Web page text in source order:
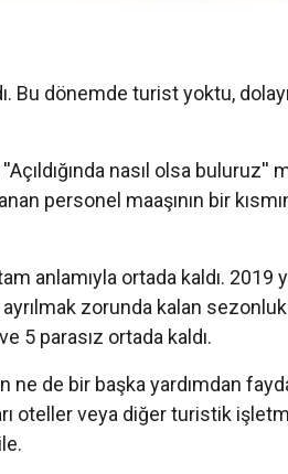
Bu dönemde turist yoktu,
nasıl olsa buluruz''
personel maaşının bir
anlamıyla ortada kaldı. 2019
zorunda kalan
5 parasız ortada kaldı.
ne de bir başka yardımdan
oteller veya diğer turistik